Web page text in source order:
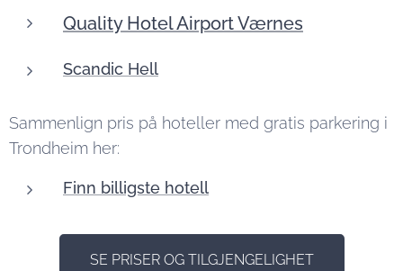
Quality Hotel Airport Værnes
Scandic Hell
Sammenlign pris på hoteller med gratis parkering i
Trondheim her:
Finn billigste hotell
SE PRISER OG TILGJENGELIGHET